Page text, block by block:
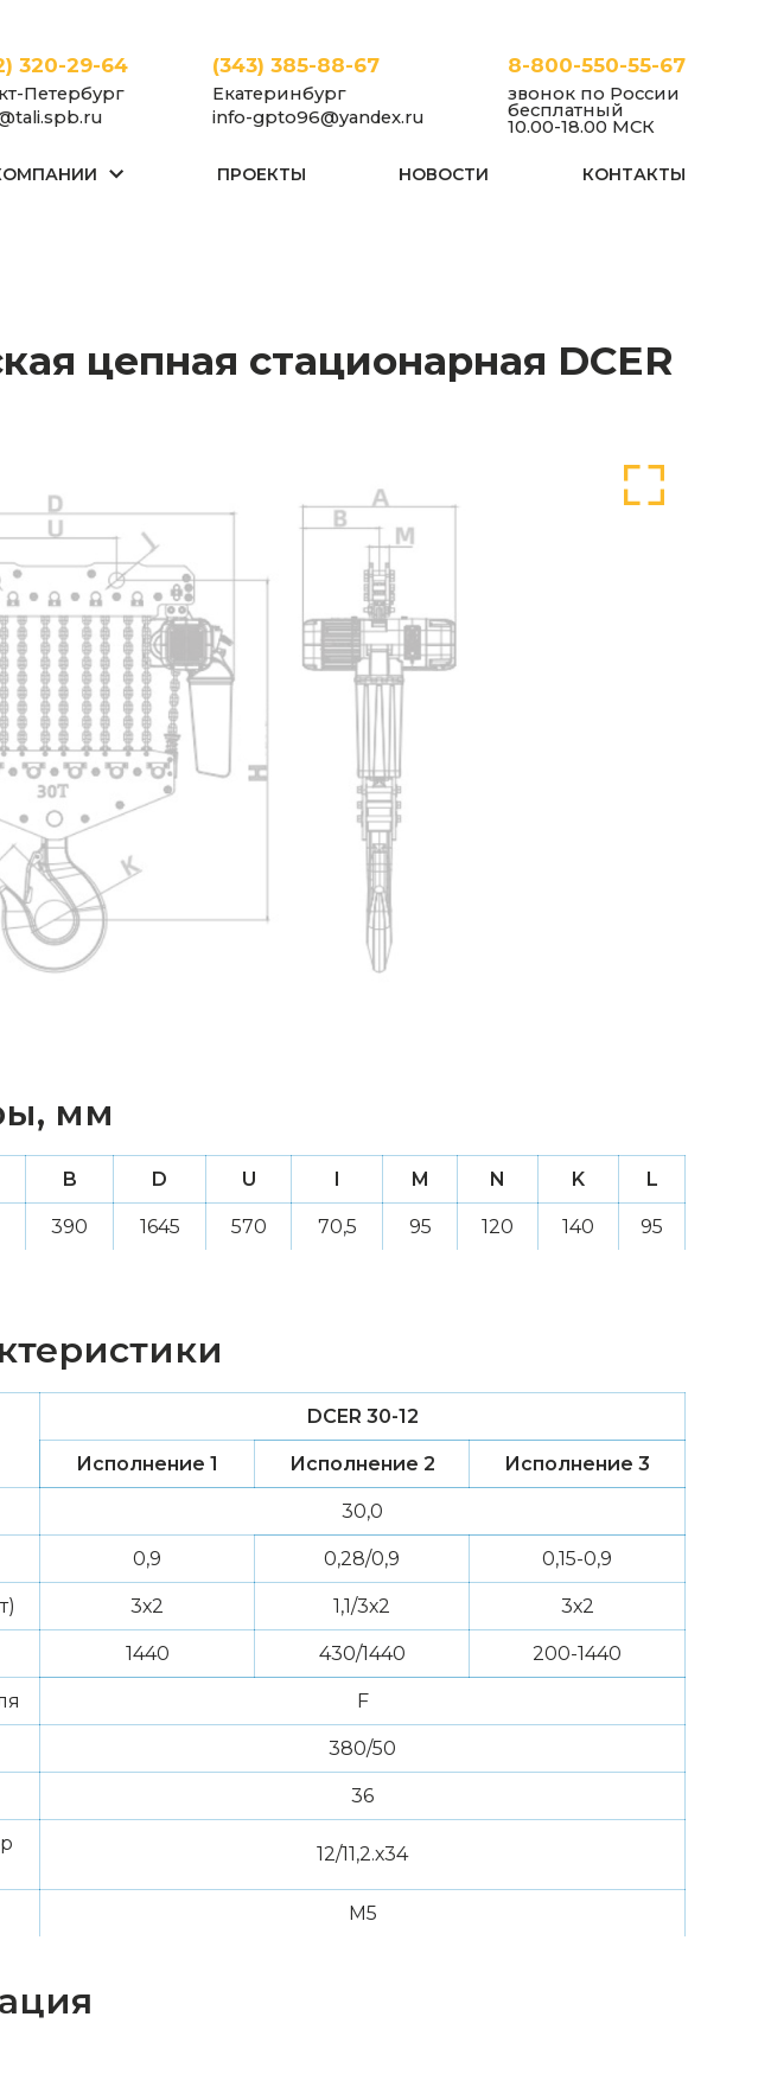
320-29-64
Петербург
(343) 385-88-67
Екатеринбург
info-gpto96@yandex.ru
8-800-550-55-67
звонок по России
бесплатный
10.00-18.00 МСК
ПРОЕКТЫ НОВОСТИ КОНТАКТЫ
мм
В D U I M N K L
390 1645 570 70,5 95 120 140 95
DCER 30-12
Исполнение 1 Исполнение 2 Исполнение 3
30,0
0,9 0,28/0,9 0,15-0,9
3х2 1,1/3х2 3х2
1440 430/1440 200-1440
F
380/50
36
12/11,2.х34
М5